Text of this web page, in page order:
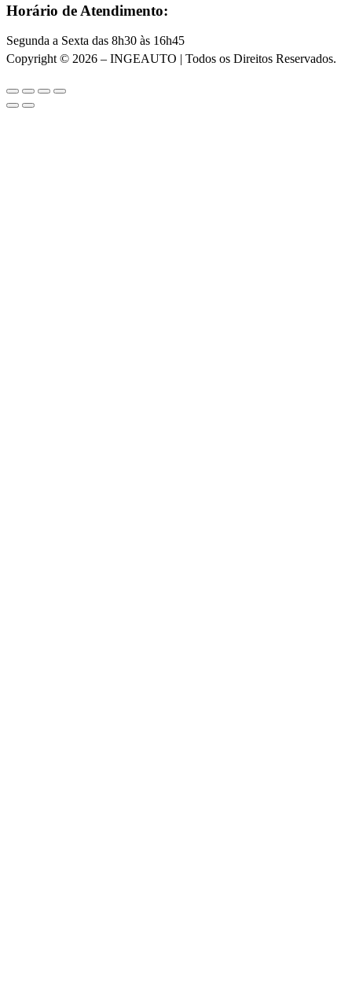
Horário de Atendimento:
Segunda a Sexta das 8h30 às 16h45
Copyright © 2026 – INGEAUTO | Todos os Direitos Reservados.